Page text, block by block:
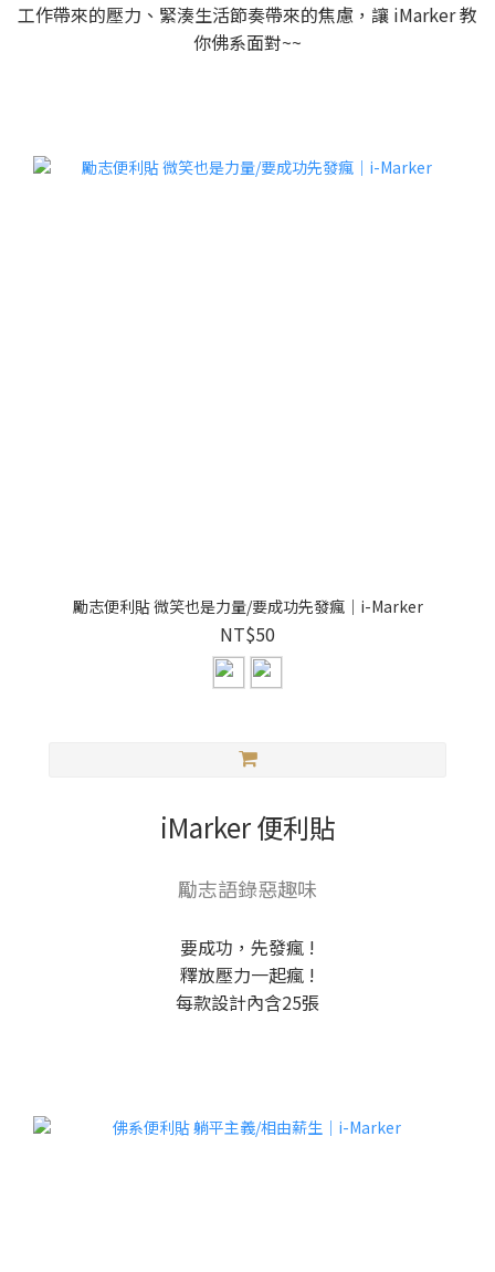
工作帶來的壓力、緊湊生活節奏帶來的焦慮，讓 iMarker 教
你佛系面對~~
勵志便利貼 微笑也是力量/要成功先發瘋｜i-Marker
NT$50
iMarker 便利貼
勵志語錄惡趣味
要成功，先發瘋 !
釋放壓力一起瘋 !
每款設計內含25張